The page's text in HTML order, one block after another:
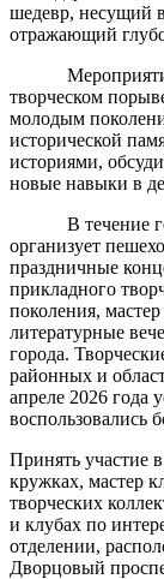
шедевр, несущий
отражающий
Мероприятие
творческом
молодым
исторической
историями,
новые навыки в
В течение года
организует
праздничные
прикладного
поколения,
литературные
города.
районных и
апреле 2026 года
воспользовались
Принять участие
кружках, мастер
творческих
и клубах по
отделении,
Дворцовый